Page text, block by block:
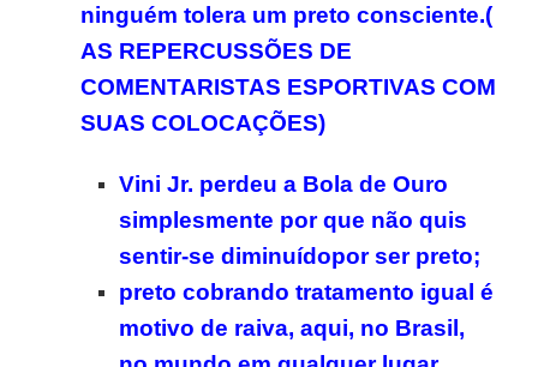
ninguém tolera um preto consciente.(
AS REPERCUSSÕES DE
COMENTARISTAS ESPORTIVAS COM
SUAS COLOCAÇÕES)
Vini Jr. perdeu a Bola de Ouro
simplesmente por que não quis
sentir-se diminuídopor ser preto;
preto cobrando tratamento igual é
motivo de raiva, aqui, no Brasil,